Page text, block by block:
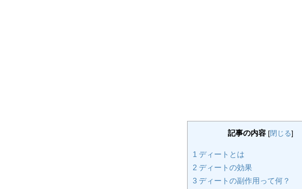
記事の内容 [閉じる]
1 ディートとは
2ディートの効果
3ディートの副作用って何？